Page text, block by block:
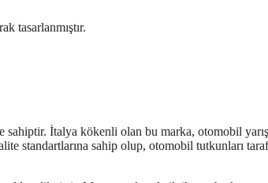
tasarlanmıştır.
İtalya kökenli olan bu marka, otomobil
standartlarına sahip olup, otomobil tutkunları